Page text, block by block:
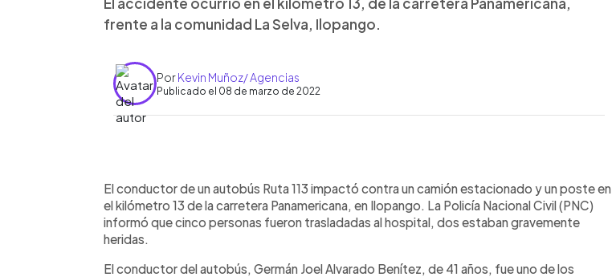
frente a la comunidad La Selva, Ilopango.
PorKevin Muñoz/ Agencias
Publicado el 08 de marzo de 2022
► Escuchar artículo
El conductor de un autobús Ruta 113 impactó contra un camión estacionado y un poste en
el kilómetro 13 de la carretera Panamericana, en Ilopango. La Policía Nacional Civil (PNC)
informó que cinco personas fueron trasladadas al hospital, dos estaban gravemente
heridas.
El conductor del autobús, Germán Joel Alvarado Benítez, de 41 años, fue uno de los